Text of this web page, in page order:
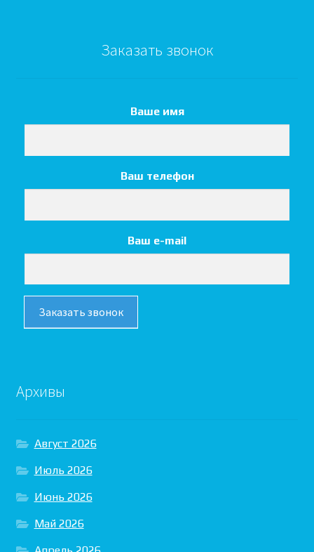
Заказать звонок
Ваше имя
Ваш телефон
Ваш e-mail
Заказать звонок
Архивы
Август 2026
Июль 2026
Июнь 2026
Май 2026